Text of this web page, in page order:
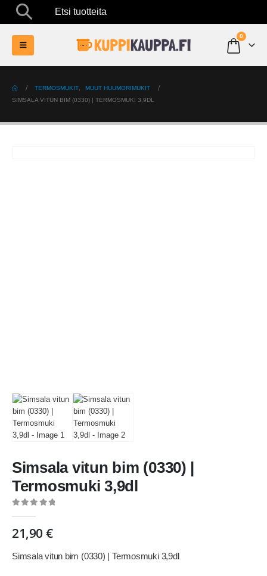
Etsi tuotteita
0
TERMOSMUKIT
MUUT HUUMORIMUKIT
SIMSALA VITUN BIM (0330) | TERMOSMUKI 3,9DL
Simsala vitun bim (0330) |
Termosmuki 3,9dl
21,90 €
Simsala vitun bim (0330) | Termosmuki 3,9dl